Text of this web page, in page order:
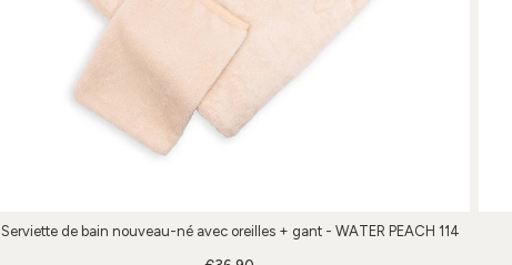
Serviette de bain nouveau-né avec oreilles + gant - WATER PEACH 114